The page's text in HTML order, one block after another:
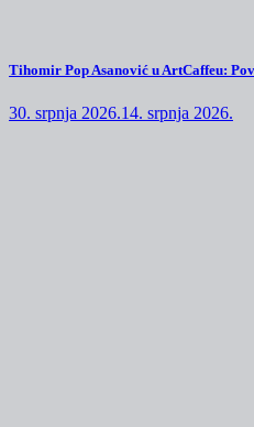
Tihomir Pop Asanović u ArtCaffeu:
30. srpnja 2026.14. srpnja 2026.